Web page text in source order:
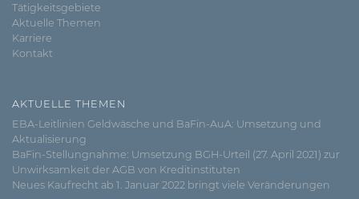
Tätigkeitsgebiete
Aktuelle Themen
Karriere
Kontakt
AKTUELLE THEMEN
EBA-Leitlinien Geldwäsche und BaFin-AuA: Umsetzung und
Aktualisierung
BaFin-Stellungnahme: Umsetzung BGH-Urteil (27. April 2021) zur
Unwirksamkeit der AGB von Kreditinstituten
Neues Kaufrecht ab 1. Januar 2022 bringt viele Veränderungen